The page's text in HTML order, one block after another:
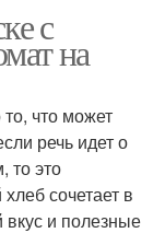
с
на
что может
речь идет о
то это
сочетает в
вкус и полезные